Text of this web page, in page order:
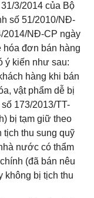
3/2014 của Bộ
số 51/2010/NĐ-
2014/NĐ-CP ngày
hóa đơn bán hàng
ý kiến như sau:
hàng khi bán
vật phẩm dễ bị
173/2013/TT-
bị tạm giữ theo
tịch thu sung quỹ
nước có thẩm
(đã bán nêu
không bị tịch thu